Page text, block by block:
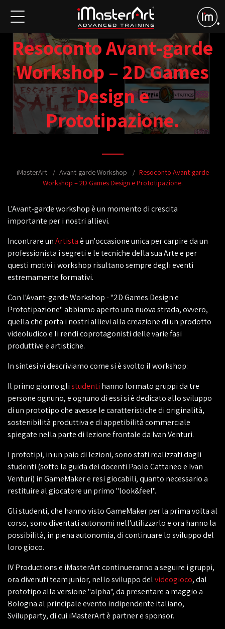
Resoconto Avant-garde
Workshop – 2D Games
Design e
Prototipazione.
iMasterArt Avant-garde Workshop
Resoconto Avant-garde
Workshop – 2D Games Design e Prototipazione.
L'Avant-garde workshop è un momento di crescita
importante per i nostri allievi.
Incontrare unArtistaè un'occasione unica per carpire da un
professionista i segreti e le tecniche della sua Arte e per
questi motivi i workshop risultano sempre degli eventi
estremamente formativi.
Con l'Avant-garde Workshop - "2D Games Design e
Prototipazione" abbiamo aperto una nuova strada, ovvero,
quella che porta i nostri allievi alla creazione di un prodotto
videoludico e li rendi coprotagonisti delle varie fasi
produttive e artistiche.
In sintesi vi descriviamo come si è svolto il workshop:
Il primo giorno glistudenti hanno formato gruppi da tre
persone ognuno, e ognuno di essi si è dedicato allo sviluppo
di un prototipo che avesse le caratteristiche di originalità,
sostenibilità produttiva e di appetibilità commerciale
spiegate nella parte di lezione frontale da Ivan Venturi.
I prototipi, in un paio di lezioni, sono stati realizzati dagli
studenti (sotto la guida dei docenti Paolo Cattaneo e Ivan
Venturi) in GameMaker e resi giocabili, quanto necessario a
restituire al giocatore un primo "look&feel".
Gli studenti, che hanno visto GameMaker per la prima volta al
corso, sono diventati autonomi nell'utilizzarlo e ora hanno la
possibilità, in piena autonomia, di continuare lo sviluppo del
loro gioco.
IV Productions e iMasterArt continueranno a seguire i gruppi,
ora divenuti team junior, nello sviluppo delvideogioco, dal
prototipo alla versione "alpha", da presentare a maggio a
Bologna al principale evento indipendente italiano,
Svilupparty, di cui iMasterArt è partner e sponsor.